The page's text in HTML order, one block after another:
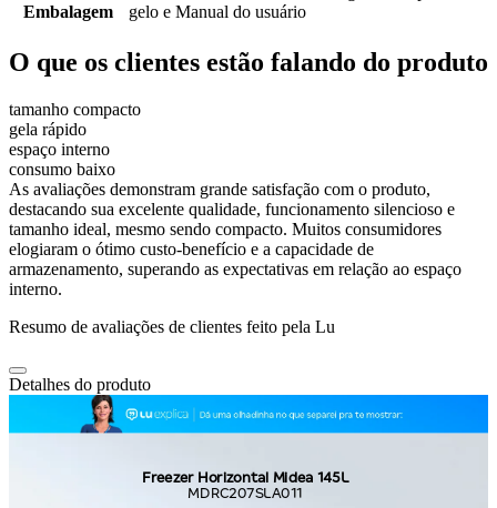
Embalagem
gelo e Manual do usuário
O que os clientes estão falando do produto
tamanho compacto
gela rápido
espaço interno
consumo baixo
As avaliações demonstram grande satisfação com o produto,
destacando sua excelente qualidade, funcionamento silencioso e
tamanho ideal, mesmo sendo compacto. Muitos consumidores
elogiaram o ótimo custo-benefício e a capacidade de
armazenamento, superando as expectativas em relação ao espaço
interno.
Resumo de avaliações de clientes feito pela Lu
Detalhes do produto